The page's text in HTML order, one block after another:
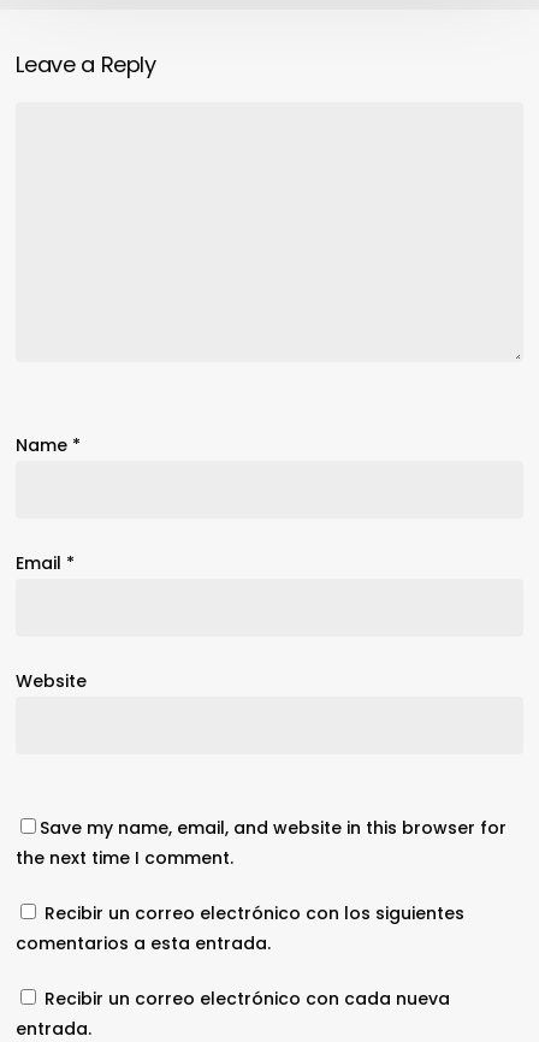
Leave a Reply
Name *
Email *
Website
Save my name, email, and website in this browser for
the next time I comment.
Recibir un correo electrónico con los siguientes
comentarios a esta entrada.
Recibir un correo electrónico con cada nueva
entrada.